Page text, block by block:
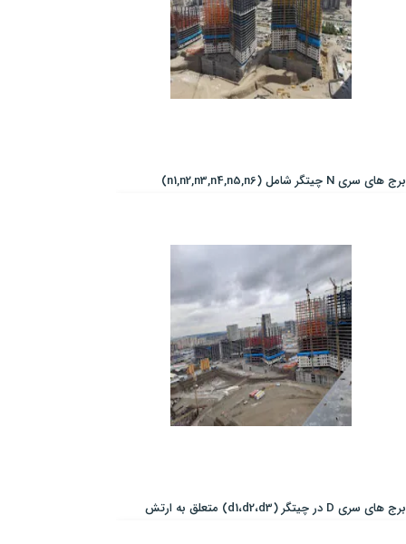
برج های سری N چیتگر شامل (n1,n2,n3,n4,n5,n6)
برج های سری D در چیتگر (d1،d2،d3) متعلق به ارتش